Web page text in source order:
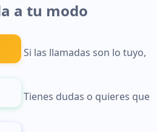
a tu modo
Si las llamadas son lo tuyo,
Tienes dudas o quieres que